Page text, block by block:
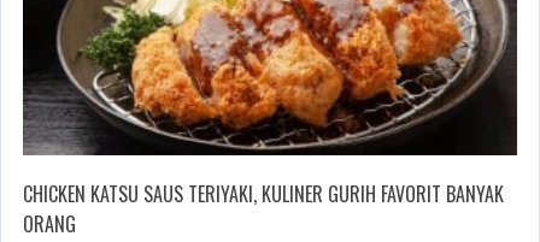
CHICKEN KATSU SAUS TERIYAKI, KULINER GURIH FAVORIT BANYAK
ORANG